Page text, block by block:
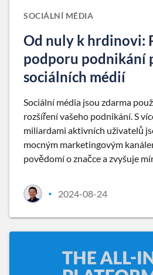
SOCIÁLNÍ MÉDIA
Od nuly k hrdinovi:
podporu podnikání
sociálních médií
Sociální média jsou zdarma
rozšíření vašeho podnikání. S
miliardami aktivních uživatelů
mocným marketingovým
povědomí o značce a zvyšuje
• 2024-08-24